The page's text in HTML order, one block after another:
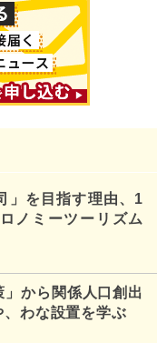
」を目指す理由、1
ノミーツーリズム
から関係人口創出
わな設置を学ぶ